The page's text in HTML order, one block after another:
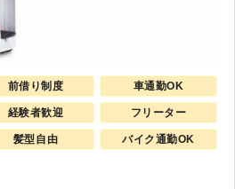
前借り制度 車通勤OK
経験者歓迎 フリーター
髪型自由 バイク通勤OK